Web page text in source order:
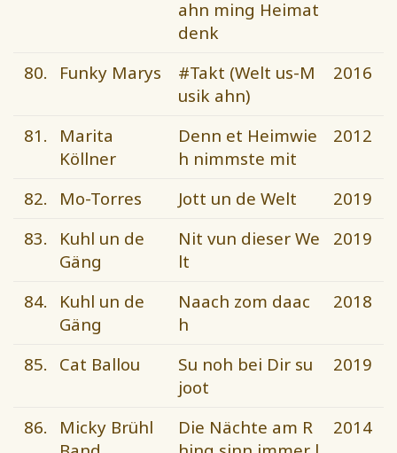
ahn ming Heimat
denk
80.
Funky Marys
#Takt (Welt us-M
usik ahn)
2016
81.
Marita
Köllner
Denn et Heimwie
h nimmste mit
2012
82. Mo-Torres Jott un de Welt
2019
83.
Kuhl un de
Gäng
Nit vun dieser We
lt
2019
84.
Kuhl un de
Gäng
Naach zom daac
h
2018
85. Cat Ballou
Su noh bei Dir su
joot
2019
86.
Micky Brühl
Die Nächte am R
2014